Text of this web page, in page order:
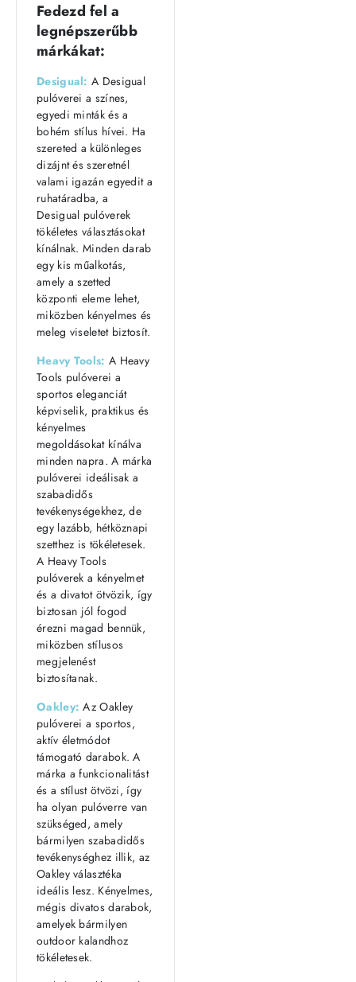
Fedezd fel a
legnépszerűbb
márkákat:
Desigual: A Desigual
pulóverei a színes,
egyedi minták és a
bohém stílus hívei. Ha
szereted a különleges
dizájnt és szeretnél
valami igazán egyedit a
ruhatáradba, a
Desigual pulóverek
tökéletes választásokat
kínálnak. Minden darab
egy kis műalkotás,
amely a szetted
központi eleme lehet,
miközben kényelmes és
meleg viseletet biztosít.
Heavy Tools: A Heavy
Tools pulóverei a
sportos eleganciát
képviselik, praktikus és
kényelmes
megoldásokat kínálva
minden napra. A márka
pulóverei ideálisak a
szabadidős
tevékenységekhez, de
egy lazább, hétköznapi
szetthez is tökéletesek.
A Heavy Tools
pulóverek a kényelmet
és a divatot ötvözik, így
biztosan jól fogod
érezni magad bennük,
miközben stílusos
megjelenést
biztosítanak.
Oakley: Az Oakley
pulóverei a sportos,
aktív életmódot
támogató darabok. A
márka a funkcionalitást
és a stílust ötvözi, így
ha olyan pulóverre van
szükséged, amely
bármilyen szabadidős
tevékenységhez illik, az
Oakley választéka
ideális lesz. Kényelmes,
mégis divatos darabok,
amelyek bármilyen
outdoor kalandhoz
tökéletesek.